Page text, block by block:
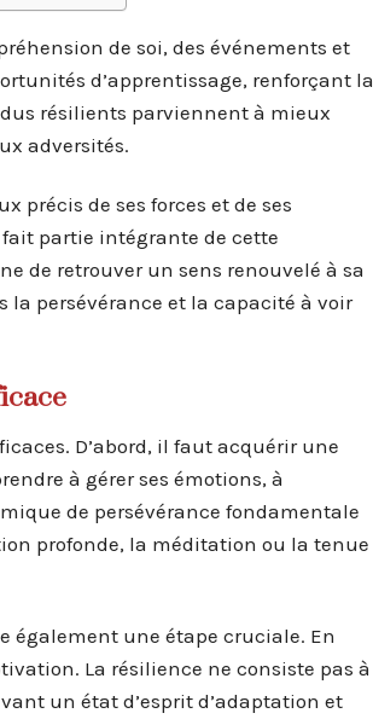
de soi, des événements et
d’apprentissage, renforçant la
résilients parviennent à mieux
adversités.
précis de ses forces et de ses
fait partie intégrante de cette
de retrouver un sens renouvelé à sa
la persévérance et la capacité à voir
D’abord, il faut acquérir une
à gérer ses émotions, à
de persévérance fondamentale
profonde, la méditation ou la tenue
également une étape cruciale. En
La résilience ne consiste pas à
un état d’esprit d’adaptation et